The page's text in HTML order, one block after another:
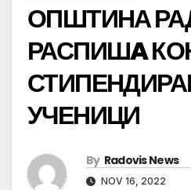
ОПШТИНА
РАСПИШA
УЧЕНИЦИ
By Radovis News
NOV 16, 2022